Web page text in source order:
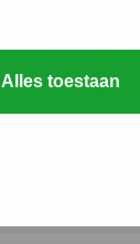
Alles toestaan
Parenting©